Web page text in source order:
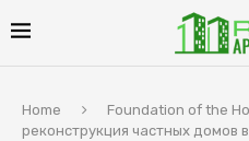
Home Foundation of the
реконструкция частных домов